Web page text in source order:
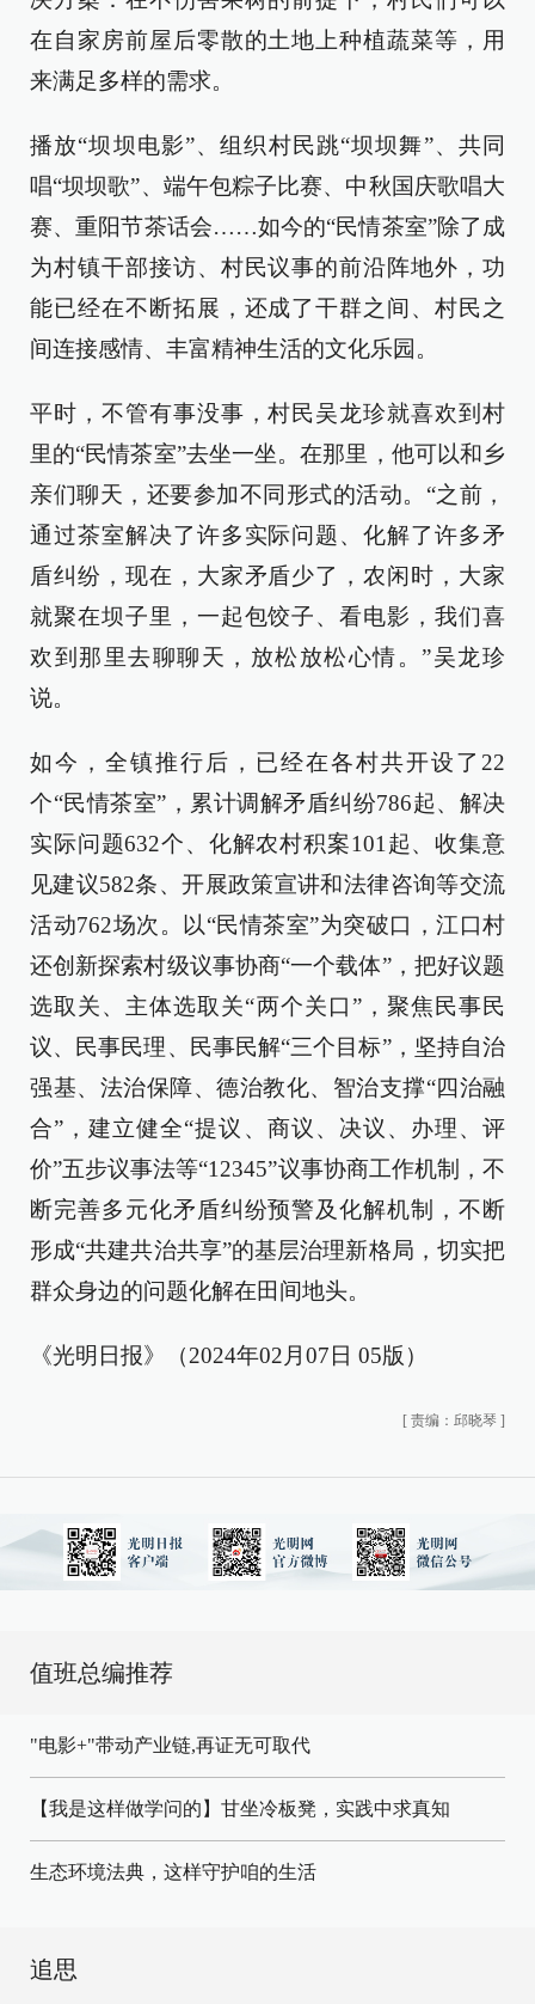
在自家房前屋后零散的土地上种植蔬菜等，用
来满足多样的需求。
播放“坝坝电影”、组织村民跳“坝坝舞”、共同
唱“坝坝歌”、端午包粽子比赛、中秋国庆歌唱大
赛、重阳节茶话会……如今的“民情茶室”除了成
为村镇干部接访、村民议事的前沿阵地外，功
能已经在不断拓展，还成了干群之间、村民之
间连接感情、丰富精神生活的文化乐园。
平时，不管有事没事，村民吴龙珍就喜欢到村
里的“民情茶室”去坐一坐。在那里，他可以和乡
亲们聊天，还要参加不同形式的活动。“之前，
通过茶室解决了许多实际问题、化解了许多矛
盾纠纷，现在，大家矛盾少了，农闲时，大家
就聚在坝子里，一起包饺子、看电影，我们喜
欢到那里去聊聊天，放松放松心情。”吴龙珍
说。
如今，全镇推行后，已经在各村共开设了22
个“民情茶室”，累计调解矛盾纠纷786起、解决
实际问题632个、化解农村积案101起、收集意
见建议582条、开展政策宣讲和法律咨询等交流
活动762场次。以“民情茶室”为突破口，江口村
还创新探索村级议事协商“一个载体”，把好议题
选取关、主体选取关“两个关口”，聚焦民事民
议、民事民理、民事民解“三个目标”，坚持自治
强基、法治保障、德治教化、智治支撑“四治融
合”，建立健全“提议、商议、决议、办理、评
价”五步议事法等“12345”议事协商工作机制，不
断完善多元化矛盾纠纷预警及化解机制，不断
形成“共建共治共享”的基层治理新格局，切实把
群众身边的问题化解在田间地头。
《光明日报》（2024年02月07日 05版）
[ 责编：邱晓琴 ]
值班总编推荐
"电影+"带动产业链,再证无可取代
【我是这样做学问的】甘坐冷板凳，实践中求真知
生态环境法典，这样守护咱的生活
追思